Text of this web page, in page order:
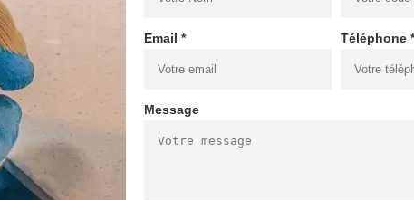
Email * Téléphone *
Message